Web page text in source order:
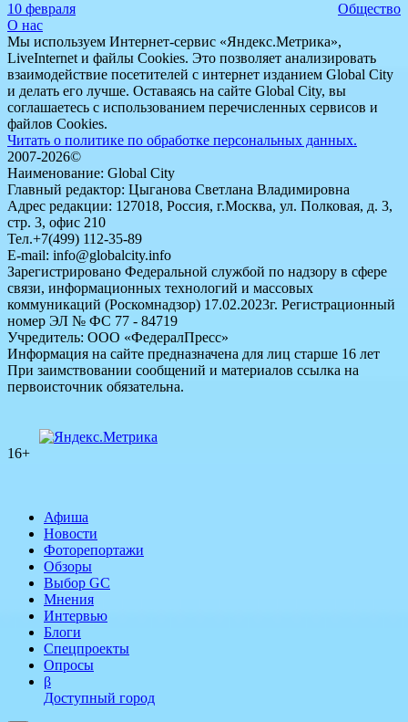
10 февраля
Общество
О нас
Мы используем Интернет-сервис «Яндекс.Метрика»,
LiveInternet и файлы Cookies. Это позволяет анализировать
взаимодействие посетителей с интернет изданием Global City
и делать его лучше. Оставаясь на сайте Global City, вы
соглашаетесь с использованием перечисленных сервисов и
файлов Cookies.
Читать о политике по обработке персональных данных.
2007-2026©
Наименование: Global City
Главный редактор: Цыганова Светлана Владимировна
Адрес редакции: 127018, Россия, г.Москва, ул. Полковая, д. 3,
стр. 3, офис 210
Тел.+7(499) 112-35-89
E-mail: info@globalcity.info
Зарегистрировано Федеральной службой по надзору в сфере
связи, информационных технологий и массовых
коммуникаций (Роскомнадзор) 17.02.2023г. Регистрационный
номер ЭЛ № ФС 77 - 84719
Учредитель: ООО «ФедералПресс»
Информация на сайте предназначена для лиц старше 16 лет
При заимствовании сообщений и материалов ссылка на
первоисточник обязательна.
16+
Афиша
Новости
Фоторепортажи
Обзоры
Выбор GC
Мнения
Интервью
Блоги
Спецпроекты
Опросы
β
Доступный город